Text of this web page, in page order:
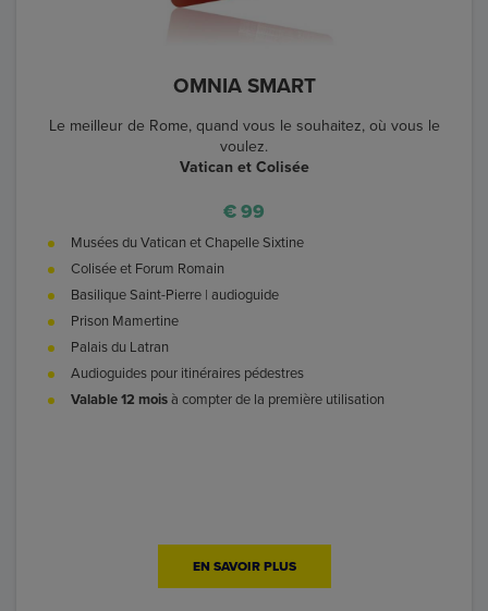
OMNIA SMART
Le meilleur de Rome, quand vous le souhaitez, où vous le
voulez.
Vatican et Colisée
€ 99
Musées du Vatican et Chapelle Sixtine
Colisée et Forum Romain
Basilique Saint-Pierre | audioguide
Prison Mamertine
Palais du Latran
Audioguides pour itinéraires pédestres
Valable 12 moisà compter de la première utilisation
EN SAVOIR PLUS